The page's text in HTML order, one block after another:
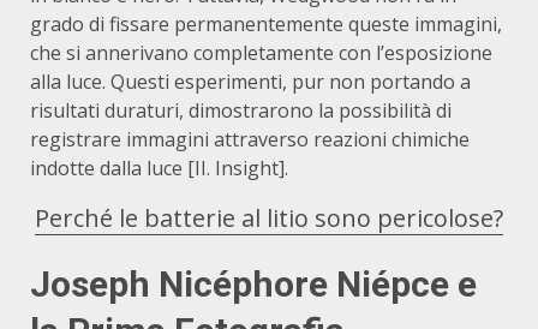
grado di fissare permanentemente queste immagini,
che si annerivano completamente con l’esposizione
alla luce. Questi esperimenti, pur non portando a
risultati duraturi, dimostrarono la possibilità di
registrare immagini attraverso reazioni chimiche
indotte dalla luce [II. Insight].
Perché le batterie al litio sono pericolose?
Joseph Nicéphore Niépce e